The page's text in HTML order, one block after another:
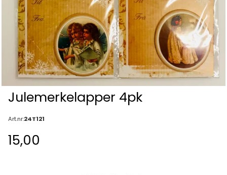
Julemerkelapper 4pk
Art.nr:24T121
15,00